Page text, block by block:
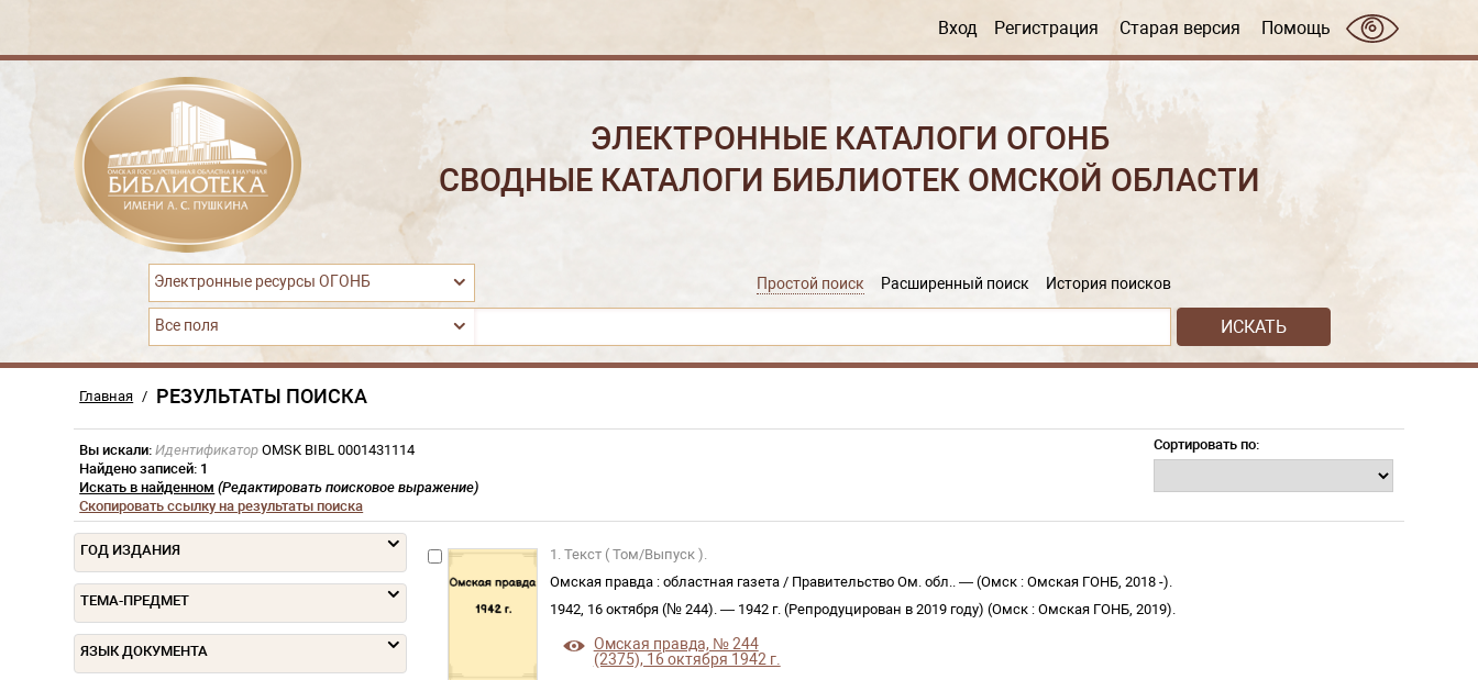
Вход Регистрация Старая версия Помощь
ЭЛЕКТРОННЫЕ КАТАЛОГИ ОГОНБ
СВОДНЫЕ КАТАЛОГИ БИБЛИОТЕК ОМСКОЙ ОБЛАСТИ
Электронные ресурсы ОГОНБ Простой поиск Расширенный поиск История поисков
Все поля
Главная / РЕЗУЛЬТАТЫ ПОИСКА
Сортировать по:
Вы искали: Идентификатор OMSK BIBL 0001431114
Найдено записей: 1
Искать в найденном (Редактировать поисковое выражение)
Скопировать ссылку на результаты поиска
ГОД ИЗДАНИЯ
ТЕМА-ПРЕДМЕТ
ЯЗЫК ДОКУМЕНТА
1. Текст ( Том/Выпуск ).
Омская правда : областная газета / Правительство Ом. обл.. — (Омск : Омская ГОНБ, 2018 -).
1942, 16 октября (№ 244). —1942 г. (Репродуцирован в 2019 году) (Омск : Омская ГОНБ, 2019).
Омская правда, № 244
(2375), 16 октября 1942 г.